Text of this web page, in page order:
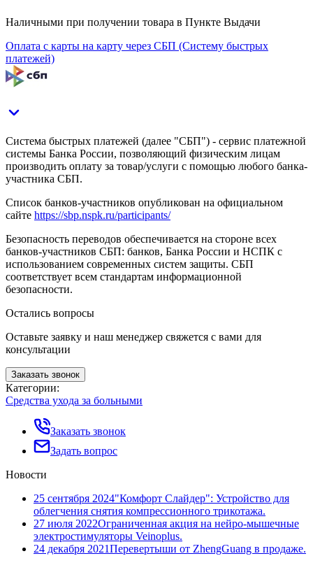
Наличными при получении товара в Пункте Выдачи
Оплата с карты на карту через СБП (Систему быстрых
платежей)
Система быстрых платежей (далее "СБП") - сервис платежной
системы Банка России, позволяющий физическим лицам
производить оплату за товар/услуги с помощью любого банка-
участника СБП.
Список банков-участников опубликован на официальном
сайте https://sbp.nspk.ru/participants/
Безопасность переводов обеспечивается на стороне всех
банков-участников СБП: банков, Банка России и НСПК с
использованием современных систем защиты. СБП
соответствует всем стандартам информационной
безопасности.
Остались вопросы
Оставьте заявку и наш менеджер свяжется с вами для
консультации
Заказать звонок
Категории:
Средства ухода за больными
Заказать звонок
Задать вопрос
Новости
25 сентября 2024"Комфорт Слайдер": Устройство для
облегчения снятия компрессионного трикотажа.
27 июля 2022Ограниченная акция на нейро-мышечные
электростимуляторы Veinoplus.
24 декабря 2021Перевертыши от ZhengGuang в продаже.